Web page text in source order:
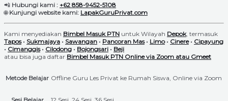
📲 Hubungi kami : +62 858-9452-5108
🌐Kunjungi website kami: LapakGuruPrivat.com
Kami menyediakan Bimbel Masuk PTN untuk Wilayah Depok, termasuk
Tapos• Sukmajaya • Sawangan • Pancoran Mas• Limo• Cinere• Cipayung
• Cimanggis• Cilodong • Bojongsari • Beji
atau bisa juga daftar Bimbel Masuk PTN Online via Zoom atau Gmeet
Metode Belajar Offline Guru Les Privat ke Rumah Siswa, Online via Zoom